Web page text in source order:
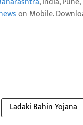
on Mobile.
Ladaki Bahin Yojana